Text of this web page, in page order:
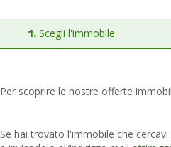
1. Scegli l'immobile
Per scoprire le nostre offerte
Se hai trovato l'immobile che